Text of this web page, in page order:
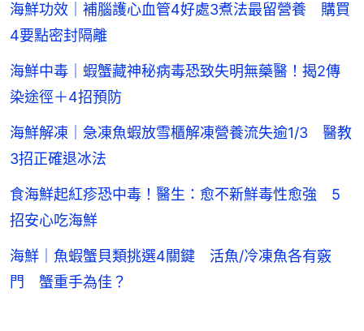
海鮮功效｜補腦護心血管4好處3煮法最留營養 購買
4要點密封隔離
海鮮中毒｜蝦蟹藏神秘病毒恐致失明無藥醫！揭2傳
染途徑＋4招預防
海鮮解凍｜急凍魚蝦放雪櫃解凍營養流失逾1/3 醫教
3招正確退冰法
食海鮮起紅疹恐中毒！醫生：愈不新鮮毒性愈強 5
招安心吃海鮮
海鮮｜魚蝦蟹貝類挑選4關鍵 活魚/冷凍魚各有竅
門 蟹重手為佳？